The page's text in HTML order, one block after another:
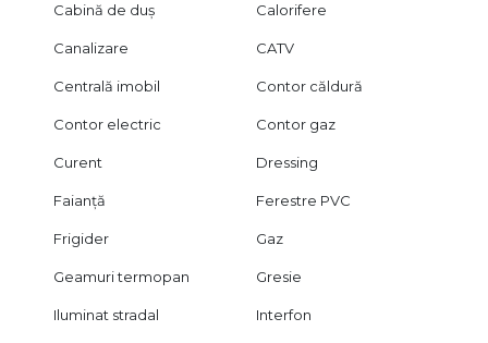
Cabină de duș Calorifere
Canalizare CATV
Centrală imobil Contor căldură
Contor electric Contor gaz
Curent Dressing
Faianță Ferestre PVC
Frigider Gaz
Geamuri termopan Gresie
Iluminat stradal Interfon